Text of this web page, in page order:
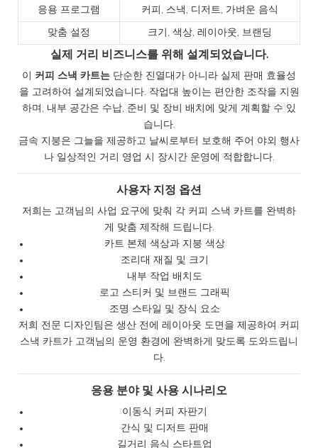
응용 프로그램 커피, 스낵, 디저트, 가벼운 음식
맞춤 설정 크기, 색상, 레이아웃, 브랜딩
실제 거리 비즈니스를 위해 설계되었습니다.
이 커피 스낵 카트는 단순한 진열대가 아니라 실제 판매 효율성
을 고려하여 설계되었습니다. 작업대 높이는 편안한 조작을 지원
하며, 내부 공간은 수납, 준비 및 장비 배치에 맞게 계획할 수 있
습니다.
금속 지붕은 그늘을 제공하고 날씨로부터 보호해 주어 야외 행사
나 일상적인 거리 영업 시 장시간 운영에 적합합니다.
사용자 지정 옵션
저희는 고객님의 사업 요구에 맞춰 각 커피 스낵 카트를 완벽하
게 맞춤 제작해 드립니다.
카트 본체 색상과 지붕 색상
조리대 재질 및 크기
내부 작업 배치도
로고 스티커 및 브랜드 그래픽
조명 스타일 및 장식 요소
저희 전문 디자인팀은 생산 전에 레이아웃 도면을 제공하여 커피
스낵 카트가 고객님의 운영 환경에 완벽하게 맞도록 도와드립니
다.
응용 분야 및 사용 시나리오
이동식 커피 자판기
간식 및 디저트 판매
길거리 음식 스타트업